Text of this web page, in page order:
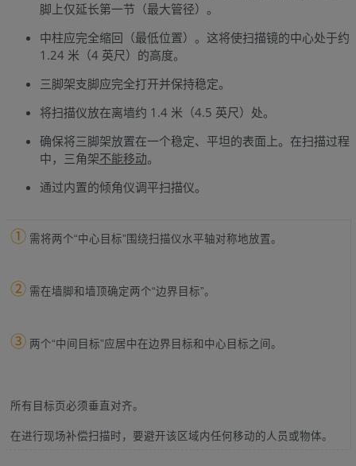
脚上仅延长第一节（最大管径）。
中柱应完全缩回（最低位置）。这将使扫描镜的中心处于约
1.24 米（4 英尺）的高度。
三脚架支脚应完全打开并保持稳定。
将扫描仪放在离墙约 1.4 米（4.5 英尺）处。
确保将三脚架放置在一个稳定、平坦的表面上。在扫描过程
中，三角架不能移动。
通过内置的倾角仪调平扫描仪。
① 需将两个“中心目标”围绕扫描仪水平轴对称地放置。
② 需在墙脚和墙顶确定两个“边界目标”。
③ 两个“中间目标”应居中在边界目标和中心目标之间。
所有目标页必须垂直对齐。
在进行现场补偿扫描时，要避开该区域内任何移动的人员或物体。